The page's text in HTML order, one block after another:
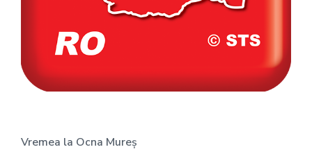
Vremea la Ocna Mureș